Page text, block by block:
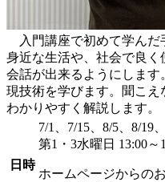
入門講座で初めて学んだ
身近な生活や、社会で良
会話が出来るようにしま
現技術を学びます。聞こ
わかりやすく解説します。
日時
7/1、7/15、8/5、8/19
第1・3水曜日 13:00～
ホームページからの